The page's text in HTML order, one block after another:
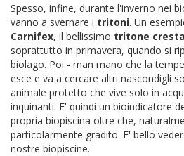
Spesso, infine, durante l'inverno nei
vanno a svernare i tritoni. Un
Carnifex, il bellissimo tritone
soprattutto in primavera, quando si
biolago. Poi - man mano che la
esce e va a cercare altri nascondigli
animale protetto che vive solo in
inquinanti. E' quindi un bioindicatore
propria biopiscina oltre che,
particolarmente gradito. E' bello
nostre biopiscine.